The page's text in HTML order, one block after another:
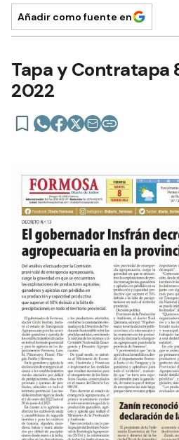
Añadir como fuente en
Tapa y Contratapa
2022